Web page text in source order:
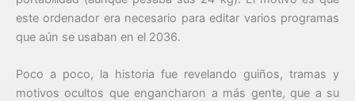
este ordenador era necesario para editar varios programas
que aún se usaban en el 2036.
Poco a poco, la historia fue revelando guiños, tramas y
motivos ocultos que engancharon a más gente, que a su